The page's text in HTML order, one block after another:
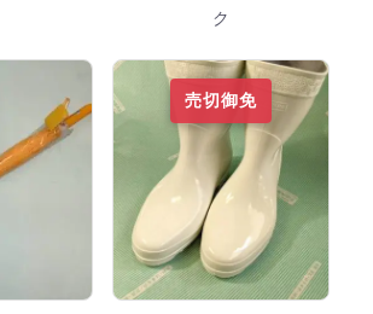
ク
売切御免